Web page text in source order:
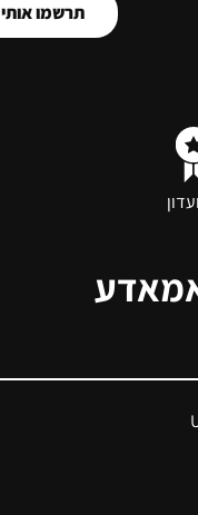
תרשמו אותי